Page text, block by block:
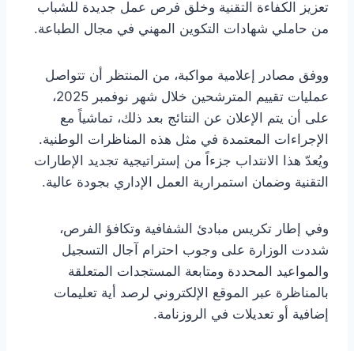
تعزيز الكفاءة التقنية وخلق فرص عمل جديدة للشباب
من حاملي شهادات التكوين المهني في مجال الطباعة.
ووفق مصادر إعلامية مواكبة، من المنتظر أن تتواصل
عمليات تقييم المترشحين خلال شهر نوفمبر 2025،
على أن يتم الإعلان عن النتائج بعد ذلك، تماشياً مع
الإجراءات المعتمدة في مثل هذه المناظرات الوطنية.
ويُعدّ هذا الانتداب جزءاً من إستراتيجية تجديد الإطارات
التقنية وضمان استمرارية العمل الإداري بجودة عالية.
وفي إطار تكريس مبادئ الشفافية وتكافؤ الفرص،
شددت الوزارة على وجوب احترام آجال التسجيل
والمواعيد المحددة ومتابعة المستجدات المتعلقة
بالمناظرة عبر الموقع الإلكتروني لرصد أية تعليمات
إضافية أو تعديلات في الروزنامة.